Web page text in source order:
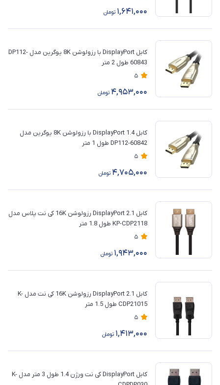
1,641,000 تومان
کابل DisplayPort با رزولوشن 8K یوگرین مدل DP112-
60843 طول 2 متر
5
4,953,000 تومان
کابل DisplayPort 1.4 با رزولوشن 8K یوگرین مدل
DP112-60842 طول 1 متر
5
4,705,000 تومان
کابل DisplayPort 2.1 رزولوشن 16K کی نت پلاس مدل
KP-CDP2118 طول 1.8 متر
5
1,943,000 تومان
کابل DisplayPort 2.1 رزولوشن 16K کی نت مدل K-
CDP21015 طول 1.5 متر
5
1,413,000 تومان
کابل DisplayPort کی نت ورژن 1.4 طول 3 متر مدل K-